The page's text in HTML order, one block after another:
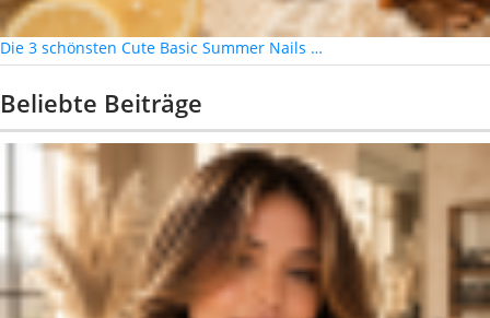
Die 3 schönsten Cute Basic Summer Nails …
Beliebte Beiträge